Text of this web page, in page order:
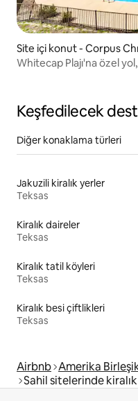
Site içi konut - Corpus
Whitecap Plajı'na özel yol,
Keşfedilecek
Diğer konaklama türleri
Jakuzili kiralık yerler
Teksas
Kiralık daireler
Teksas
Kiralık tatil köyleri
Teksas
Kiralık besi çiftlikleri
Teksas
Airbnb Amerika
Sahil sitelerinde